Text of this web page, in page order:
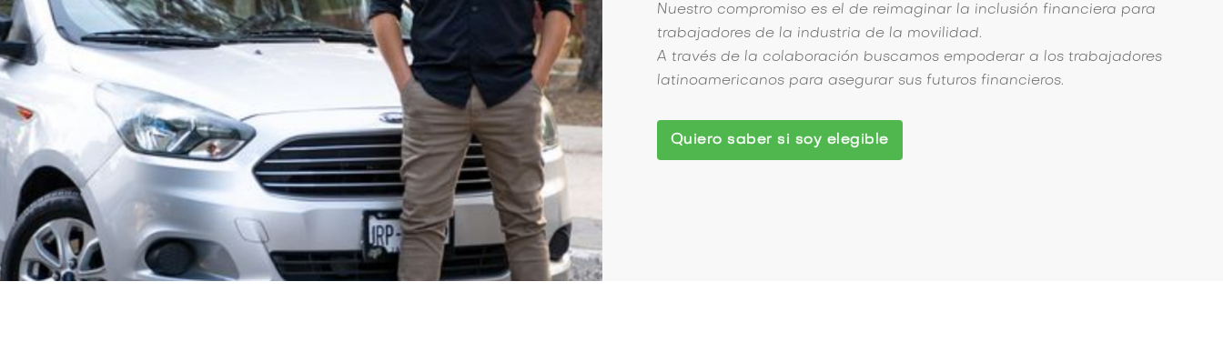
Nuestro compromiso es el de reimaginar la inclusión financiera para
trabajadores de la industria de la movilidad.
A través de la colaboración buscamos empoderar a los trabajadores
latinoamericanos para asegurar sus futuros financieros.
Quiero saber si soy elegible